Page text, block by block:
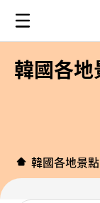
韓國各地
韓國各地景點